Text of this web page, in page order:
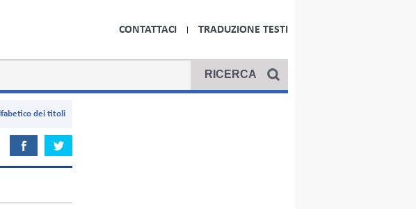
CONTATTACI TRADUZIONE TESTI
dei titoli